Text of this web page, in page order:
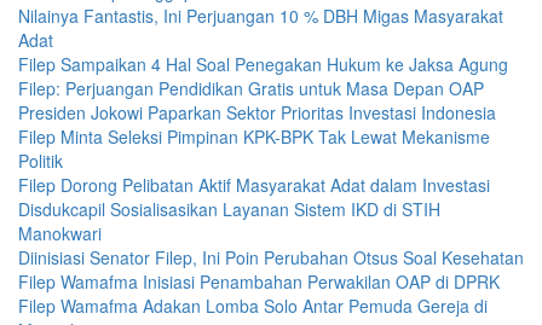
Nilainya Fantastis, Ini Perjuangan 10 % DBH Migas Masyarakat
Adat
Filep Sampaikan 4 Hal Soal Penegakan Hukum ke Jaksa Agung
Filep: Perjuangan Pendidikan Gratis untuk Masa Depan OAP
Presiden Jokowi Paparkan Sektor Prioritas Investasi Indonesia
Filep Minta Seleksi Pimpinan KPK-BPK Tak Lewat Mekanisme
Politik
Filep Dorong Pelibatan Aktif Masyarakat Adat dalam Investasi
Disdukcapil Sosialisasikan Layanan Sistem IKD di STIH
Manokwari
Diinisiasi Senator Filep, Ini Poin Perubahan Otsus Soal Kesehatan
Filep Wamafma Inisiasi Penambahan Perwakilan OAP di DPRK
Filep Wamafma Adakan Lomba Solo Antar Pemuda Gereja di